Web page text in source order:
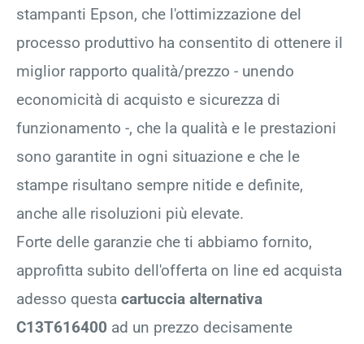
stampanti Epson, che l'ottimizzazione del
processo produttivo ha consentito di ottenere il
miglior rapporto qualità/prezzo - unendo
economicità di acquisto e sicurezza di
funzionamento -, che la qualità e le prestazioni
sono garantite in ogni situazione e che le
stampe risultano sempre nitide e definite,
anche alle risoluzioni più elevate.
Forte delle garanzie che ti abbiamo fornito,
approfitta subito dell'offerta on line ed acquista
adesso questa cartuccia alternativa
C13T616400 ad un prezzo decisamente